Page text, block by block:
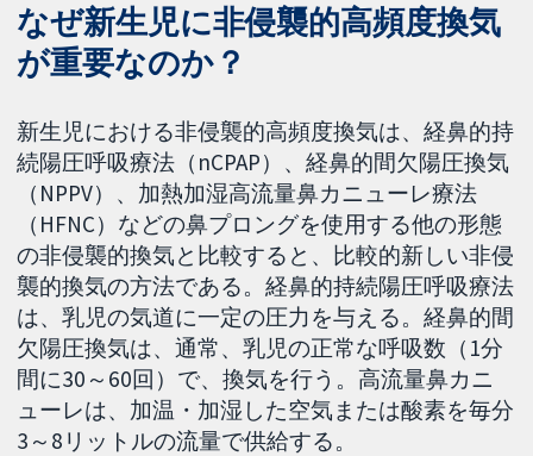
なぜ新生児に非侵襲的高頻度換気
が重要なのか？
新生児における非侵襲的高頻度換気は、経鼻的持
続陽圧呼吸療法（nCPAP）、経鼻的間欠陽圧換気
（NPPV）、加熱加湿高流量鼻カニューレ療法
（HFNC）などの鼻プロングを使用する他の形態
の非侵襲的換気と比較すると、比較的新しい非侵
襲的換気の方法である。経鼻的持続陽圧呼吸療法
は、乳児の気道に一定の圧力を与える。経鼻的間
欠陽圧換気は、通常、乳児の正常な呼吸数（1分
間に30～60回）で、換気を行う。高流量鼻カニ
ューレは、加温・加湿した空気または酸素を毎分
3～8リットルの流量で供給する。